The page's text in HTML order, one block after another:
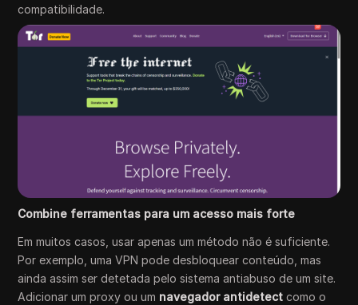
compatibilidade.
Combine ferramentas para um acesso mais forte
Em muitos casos, usar apenas um método não é suficiente.
Por exemplo, uma VPN pode desbloquear conteúdo, mas
ainda assim ser detetada pelo sistema antiabuso de um site.
Adicionar um proxy ou um navegador antidetect como o